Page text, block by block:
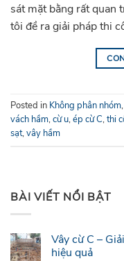
sát mặt bằng rất quan
tôi đề ra giải pháp thi
Posted in Không phân nhóm,
vách hầm,cừ u,ép cừ C,thi
sạt,vây hầm
BÀI VIẾT NỔI BẬT
Vây cừ C –
hiệu quả